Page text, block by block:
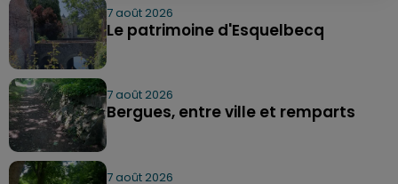
7 août 2026
Le patrimoine d'Esquelbecq
7 août 2026
Bergues, entre ville et remparts
7 août 2026